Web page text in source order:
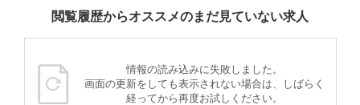
閲覧履歴からオススメのまだ見ていない求人
情報の読み込みに失敗しました。
画面の更新をしても表示されない場合は、しばらく
経ってから再度お試しください。